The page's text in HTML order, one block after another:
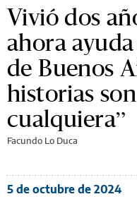
Vivió dos
ahora ayuda
de Buenos
historias
cualquiera”
Facundo Lo Duca
5 de octubre de 2024